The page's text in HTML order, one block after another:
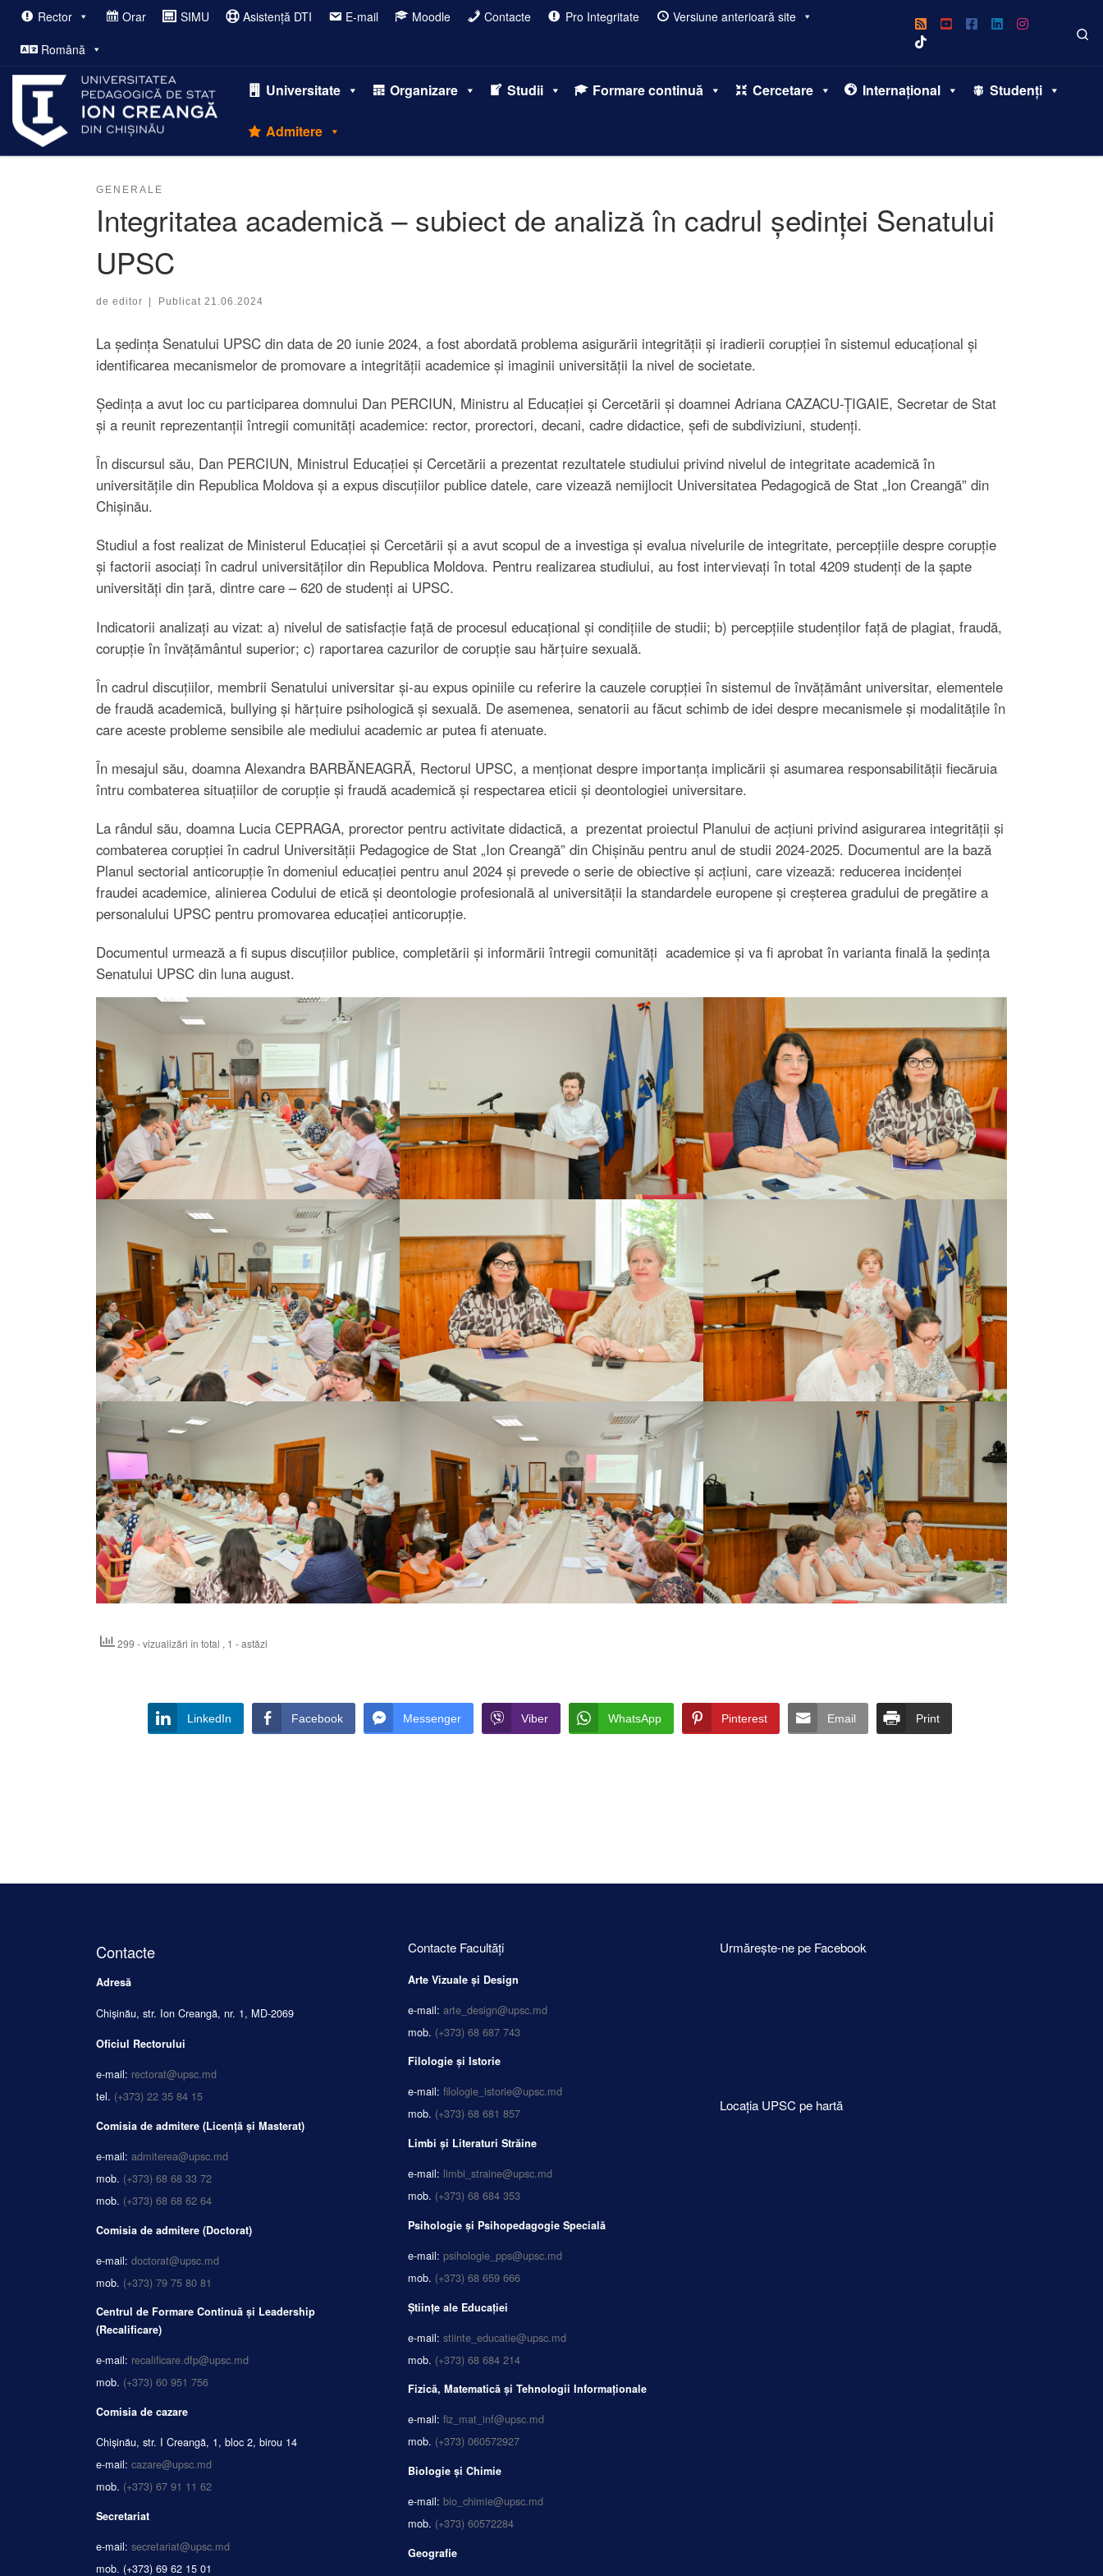
Afișează întregul conținut
Rector Orar SIMU Asistență DTI E-mail Moodle Contacte Pro Integritate
Versiune anterioară site
Română
Universitate Organizare Studii Formare continuă Cercetare Internațional Studenți
Admitere
GENERALE
Integritatea academică – subiect de analiză în cadrul ședinței Senatului
UPSC
de editor | Publicat 21.06.2024
La ședința Senatului UPSC din data de 20 iunie 2024, a fost abordată problema asigurării integrității și iradierii corupției în sistemul educațional și
identificarea mecanismelor de promovare a integrității academice și imaginii universității la nivel de societate.
Ședința a avut loc cu participarea domnului Dan PERCIUN, Ministru al Educației și Cercetării și doamnei Adriana CAZACU-ȚIGAIE, Secretar de Stat
și a reunit reprezentanții întregii comunități academice: rector, prorectori, decani, cadre didactice, șefi de subdiviziuni, studenți.
În discursul său, Dan PERCIUN, Ministrul Educației și Cercetării a prezentat rezultatele studiului privind nivelul de integritate academică în
universitățile din Republica Moldova și a expus discuțiilor publice datele, care vizează nemijlocit Universitatea Pedagogică de Stat „Ion Creangă” din
Chișinău.
Studiul a fost realizat de Ministerul Educației și Cercetării și a avut scopul de a investiga și evalua nivelurile de integritate, percepțiile despre corupție
și factorii asociați în cadrul universităților din Republica Moldova. Pentru realizarea studiului, au fost intervievați în total 4209 studenți de la șapte
universități din țară, dintre care – 620 de studenți ai UPSC.
Indicatorii analizați au vizat: a) nivelul de satisfacție față de procesul educațional și condițiile de studii; b) percepțiile studenților față de plagiat, fraudă,
corupție în învățământul superior; c) raportarea cazurilor de corupție sau hărțuire sexuală.
În cadrul discuțiilor, membrii Senatului universitar și-au expus opiniile cu referire la cauzele corupției în sistemul de învățământ universitar, elementele
de fraudă academică, bullying și hărțuire psihologică și sexuală. De asemenea, senatorii au făcut schimb de idei despre mecanismele și modalitățile în
care aceste probleme sensibile ale mediului academic ar putea fi atenuate.
În mesajul său, doamna Alexandra BARBĂNEAGRĂ, Rectorul UPSC, a menționat despre importanța implicării și asumarea responsabilității fiecăruia
întru combaterea situațiilor de corupție și fraudă academică și respectarea eticii și deontologiei universitare.
La rândul său, doamna Lucia CEPRAGA, prorector pentru activitate didactică, a prezentat proiectul Planului de acțiuni privind asigurarea integrității și
combaterea corupției în cadrul Universității Pedagogice de Stat „Ion Creangă” din Chișinău pentru anul de studii 2024-2025. Documentul are la bază
Planul sectorial anticorupție în domeniul educației pentru anul 2024 și prevede o serie de obiective și acțiuni, care vizează: reducerea incidenței
fraudei academice, alinierea Codului de etică și deontologie profesională al universității la standardele europene și creșterea gradului de pregătire a
personalului UPSC pentru promovarea educației anticorupție.
Documentul urmează a fi supus discuțiilor publice, completării și informării întregii comunități academice și va fi aprobat în varianta finală la ședința
Senatului UPSC din luna august.
299 - vizualizări în total , 1 - astăzi
LinkedIn Facebook Messenger Viber WhatsApp Pinterest Email Print
Contacte
Adresă
Chișinău, str. Ion Creangă, nr. 1, MD-2069
Oficiul Rectorului
e-mail: rectorat@upsc.md
tel. (+373) 22 35 84 15
Comisia de admitere (Licență și Masterat)
e-mail: admiterea@upsc.md
mob. (+373) 68 68 33 72
mob. (+373) 68 68 62 64
Comisia de admitere (Doctorat)
e-mail: doctorat@upsc.md
mob. (+373) 79 75 80 81
Centrul de Formare Continuă și Leadership
(Recalificare)
e-mail: recalificare.dfp@upsc.md
mob. (+373) 60 951 756
Comisia de cazare
Chișinău, str. I Creangă, 1, bloc 2, birou 14
e-mail: cazare@upsc.md
mob. (+373) 67 91 11 62
Secretariat
e-mail: secretariat@upsc.md
mob. (+373) 69 62 15 01
Contacte Facultăți
Arte Vizuale și Design
e-mail: arte_design@upsc.md
mob. (+373) 68 687 743
Filologie și Istorie
e-mail: filologie_istorie@upsc.md
mob. (+373) 68 681 857
Limbi și Literaturi Străine
e-mail: limbi_straine@upsc.md
mob. (+373) 68 684 353
Psihologie și Psihopedagogie Specială
e-mail: psihologie_pps@upsc.md
mob. (+373) 68 659 666
Științe ale Educației
e-mail: stiinte_educatie@upsc.md
mob. (+373) 68 684 214
Fizică, Matematică și Tehnologii Informaționale
e-mail: fiz_mat_inf@upsc.md
mob. (+373) 060572927
Biologie și Chimie
e-mail: bio_chimie@upsc.md
mob. (+373) 60572284
Geografie
Urmărește-ne pe Facebook
Locația UPSC pe hartă